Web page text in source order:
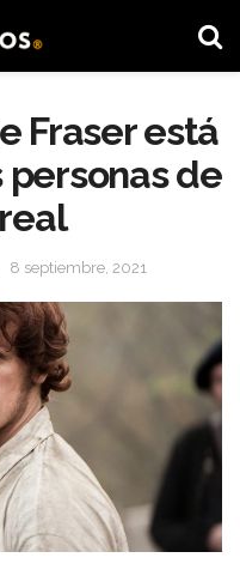
Fraser está
personas de
8 septiembre, 2021